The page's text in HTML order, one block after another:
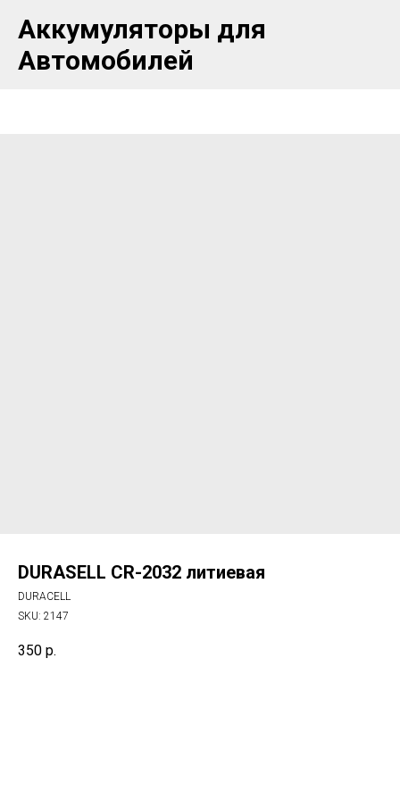
Аккумуляторы для
Автомобилей
DURASELL CR-2032 литиевая
DURACELL
SKU: 2147
350 р.